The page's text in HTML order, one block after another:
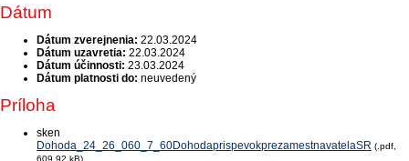
Dátum
Dátum zverejnenia: 22.03.2024
Dátum uzavretia: 22.03.2024
Dátum účinnosti: 23.03.2024
Dátum platnosti do: neuvedený
Príloha
sken
Dohoda_24_26_060_7_60DohodaprispevokprezamestnavatelaSR (.pdf,
609.92 kB)